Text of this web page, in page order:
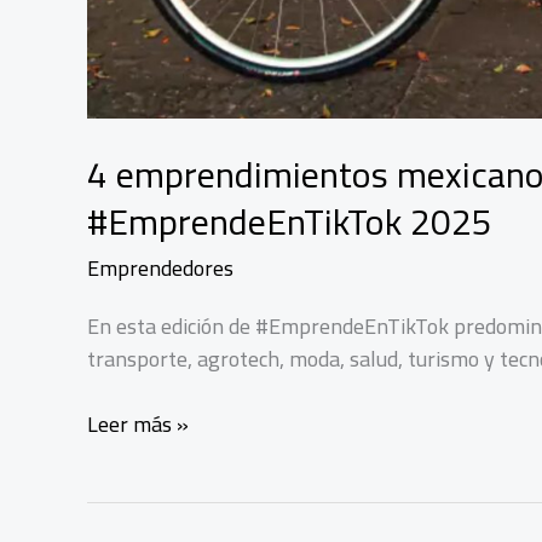
4 emprendimientos
#EmprendeEnTikTok 2025
Emprendedores
En esta edición de #EmprendeEnTikTok
transporte, agrotech, moda, salud, turismo y
4
Leer más »